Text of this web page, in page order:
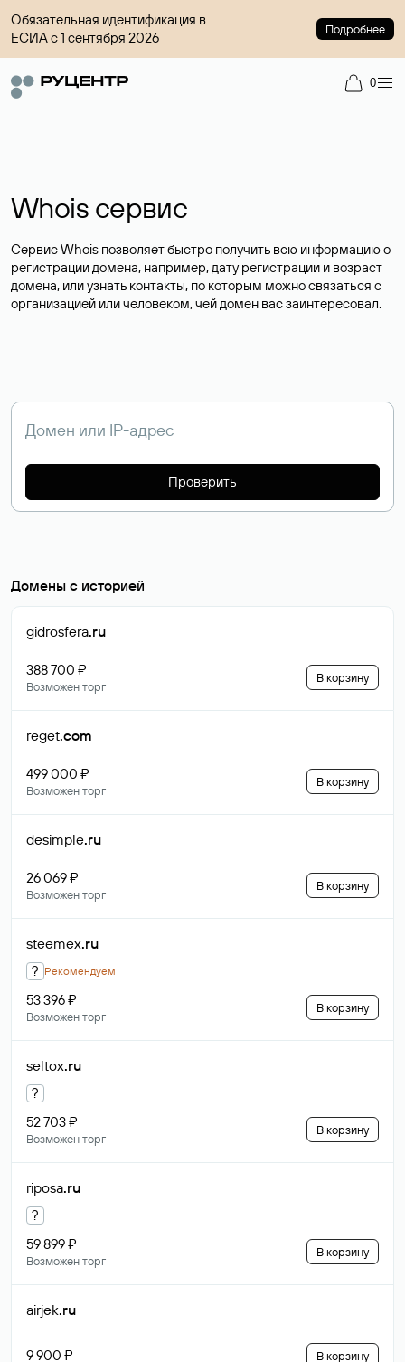
Обязательная идентификация в
ЕСИА с 1 сентября 2026
Подробнее
0
Whois сервис
Сервис Whois позволяет быстро получить всю информацию о
регистрации домена, например, дату регистрации и возраст
домена, или узнать контакты, по которым можно связаться с
организацией или человеком, чей домен вас заинтересовал.
Проверить
Домены с историей
gidrosfera.ru
388 700 ₽
Возможен торг
В корзину
reget.com
499 000 ₽
Возможен торг
В корзину
desimple.ru
26 069 ₽
Возможен торг
В корзину
steemex.ru
? Рекомендуем
53 396 ₽
Возможен торг
В корзину
seltox.ru
?
52 703 ₽
Возможен торг
В корзину
riposa.ru
?
59 899 ₽
Возможен торг
В корзину
airjek.ru
9 900 ₽ В корзину